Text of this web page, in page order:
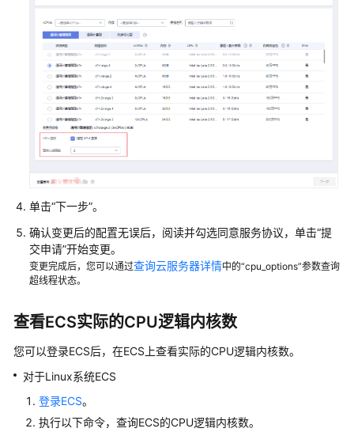
配
ECS
更
改
时
区
启/
闭
ECS
超
程
开
关
闭
ECS
单击“下一步”。
确认变更后的配置无误后，阅读并勾选同意服务协议，单击“提
交申请”开始变更。
变更完成后，您可以通过查询云服务器详情中的“cpu_options”参数查询
超线程状态。
查看ECS实际的CPU逻辑内核数
您可以登录ECS后，在ECS上查看实际的CPU逻辑内核数。
对于Linux系统ECS
登录ECS。
执行以下命令，查询ECS的CPU逻辑内核数。